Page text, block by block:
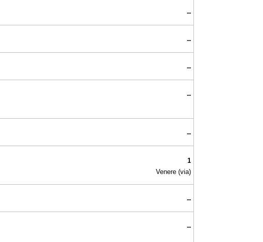
--
--
--
--
--
1
Venere (via)
--
--